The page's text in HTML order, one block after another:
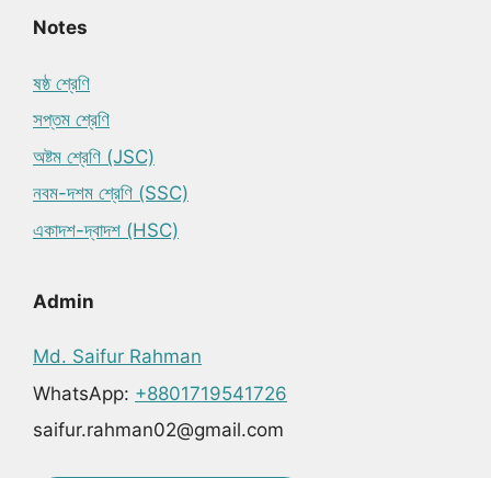
Notes
ষষ্ঠ শ্রেণি
সপ্তম শ্রেণি
অষ্টম শ্রেণি (JSC)
নবম-দশম শ্রেণি (SSC)
একাদশ-দ্বাদশ (HSC)
Admin
Md. Saifur Rahman
WhatsApp: +8801719541726
saifur.rahman02@gmail.com